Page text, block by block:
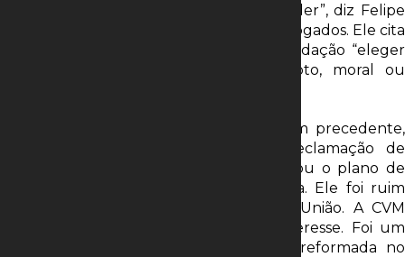
responsabilizado caso haja abuso de poder”, diz Felipe
Hanszmann, sócio do Vieira Rezende Advogados. Ele cita
o artigo 117 da lei, que inclui em sua redação “eleger
administrador ou fiscal que sabe inapto, moral ou
Hanszmann lembra que há inclusive um precedente,
envolvendo a Eletrobrás. “Foi uma reclamação de
alguns anos atrás, em que a União votou o plano de
reestruturação de empresas de energia. Ele foi ruim
para a Eletrobrás, mas positivo para a União. A CVM
condenou a União por conflito por interesse. Foi um
marco, mas infelizmente a decisão foi reformada no